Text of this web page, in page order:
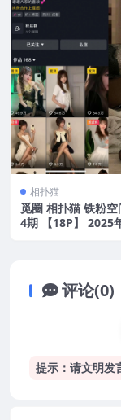
相扑猫
觅圈 相扑猫 铁粉
4期 【18P】 2025
评论(0)
提示：请文明发